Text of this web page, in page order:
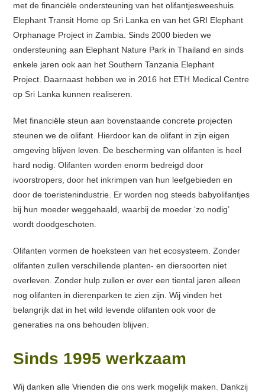
met de financiële ondersteuning van het olifantjesweeshuis
Elephant Transit Home op Sri Lanka en van het GRI Elephant
Orphanage Project in Zambia. Sinds 2000 bieden we
ondersteuning aan Elephant Nature Park in Thailand en sinds
enkele jaren ook aan het Southern Tanzania Elephant
Project. Daarnaast hebben we in 2016 het ETH Medical Centre
op Sri Lanka kunnen realiseren.
Met financiële steun aan bovenstaande concrete projecten
steunen we de olifant. Hierdoor kan de olifant in zijn eigen
omgeving blijven leven. De bescherming van olifanten is heel
hard nodig. Olifanten worden enorm bedreigd door
ivoorstropers, door het inkrimpen van hun leefgebieden en
door de toeristenindustrie. Er worden nog steeds babyolifantjes
bij hun moeder weggehaald, waarbij de moeder ‘zo nodig’
wordt doodgeschoten.
Olifanten vormen de hoeksteen van het ecosysteem. Zonder
olifanten zullen verschillende planten- en diersoorten niet
overleven. Zonder hulp zullen er over een tiental jaren alleen
nog olifanten in dierenparken te zien zijn. Wij vinden het
belangrijk dat in het wild levende olifanten ook voor de
generaties na ons behouden blijven.
Sinds 1995 werkzaam
Wij danken alle Vrienden die ons werk mogelijk maken. Dankzij